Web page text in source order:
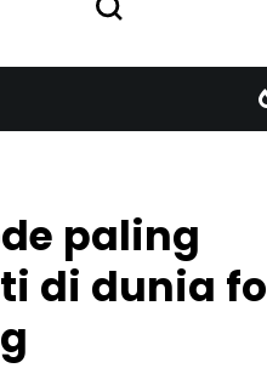
paling
di dunia